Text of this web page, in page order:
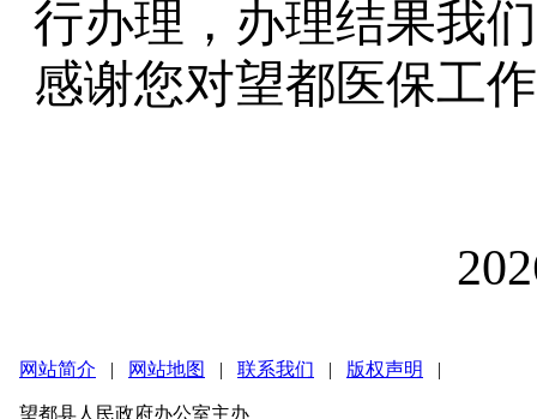
行办理，办理结果我
感谢您对望都医保工